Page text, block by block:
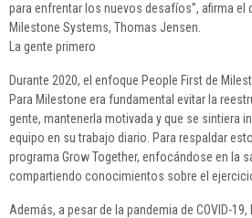
para enfrentar los nuevos desafíos”, afirma el
Milestone Systems, Thomas Jensen.
La gente primero
Durante 2020, el enfoque People First de
Para Milestone era fundamental evitar la
gente, mantenerla motivada y que se sintiera
equipo en su trabajo diario. Para respaldar
programa Grow Together, enfocándose en la
compartiendo conocimientos sobre el
Además, a pesar de la pandemia de COVID-